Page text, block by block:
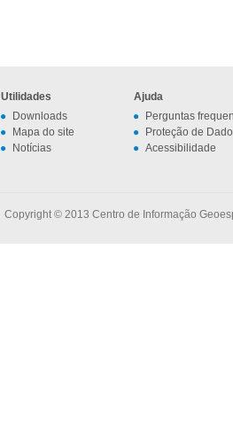
Utilidades
Downloads
Mapa do site
Notícias
Ajuda
Perguntas
Proteção de
Acessibilidade
Copyright © 2013 Centro de Informação